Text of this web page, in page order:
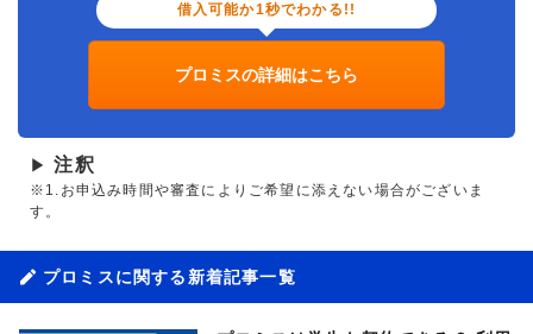
借入可能か1秒でわかる!!
プロミスの詳細はこちら
▶ 注釈
※1.お申込み時間や審査によりご希望に添えない場合がございま
す。
プロミスに関する新着記事一覧